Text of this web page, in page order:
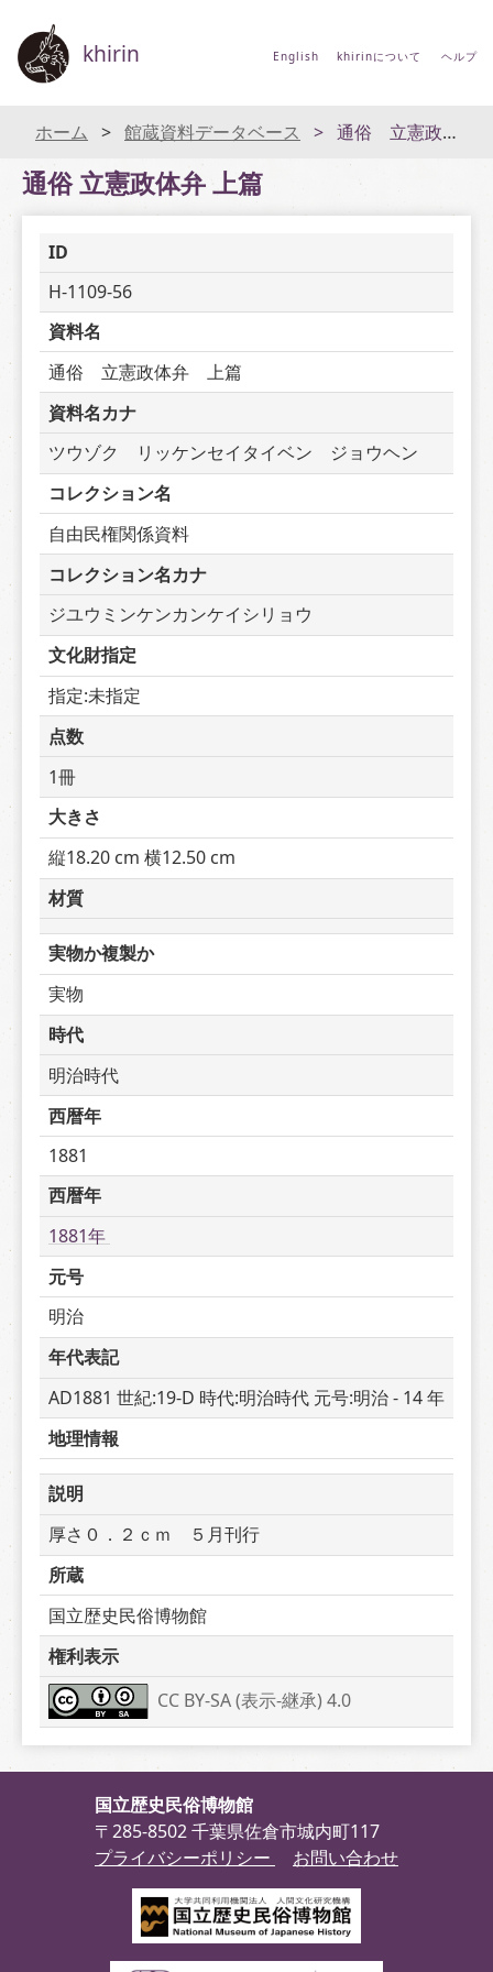
khirin English khirinについて ヘルプ
ホーム 館蔵資料データベース 通俗 立憲政体弁 上篇
通俗 立憲政体弁 上篇
ID
H-1109-56
資料名
通俗　立憲政体弁　上篇
資料名カナ
ツウゾク　リッケンセイタイベン　ジョウヘン
コレクション名
自由民権関係資料
コレクション名カナ
ジユウミンケンカンケイシリョウ
文化財指定
指定:未指定
点数
1冊
大きさ
縦18.20 cm 横12.50 cm
材質
実物か複製か
実物
時代
明治時代
西暦年
1881
西暦年
1881年
元号
明治
年代表記
AD1881 世紀:19-D 時代:明治時代 元号:明治 - 14 年
地理情報
説明
厚さ０．２ｃｍ　５月刊行
所蔵
国立歴史民俗博物館
権利表示
CC BY-SA (表示-継承) 4.0
国立歴史民俗博物館
〒285-8502 千葉県佐倉市城内町117
プライバシーポリシー
お問い合わせ